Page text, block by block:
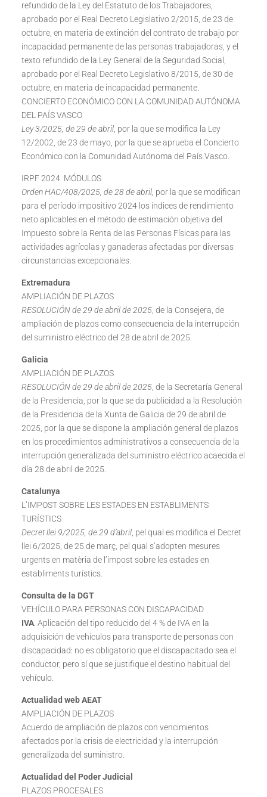
refundido de la Ley del Estatuto de los Trabajadores,
aprobado por el Real Decreto Legislativo 2/2015, de 23 de
octubre, en materia de extinción del contrato de trabajo por
incapacidad permanente de las personas trabajadoras, y el
texto refundido de la Ley General de la Seguridad Social,
aprobado por el Real Decreto Legislativo 8/2015, de 30 de
octubre, en materia de incapacidad permanente.
CONCIERTO ECONÓMICO CON LA COMUNIDAD AUTÓNOMA
DEL PAÍS VASCO
Ley 3/2025, de 29 de abril, por la que se modifica la Ley
12/2002, de 23 de mayo, por la que se aprueba el Concierto
Económico con la Comunidad Autónoma del País Vasco.
IRPF 2024. MÓDULOS
Orden HAC/408/2025, de 28 de abril, por la que se modifican
para el período impositivo 2024 los índices de rendimiento
neto aplicables en el método de estimación objetiva del
Impuesto sobre la Renta de las Personas Físicas para las
actividades agrícolas y ganaderas afectadas por diversas
circunstancias excepcionales.
Extremadura
AMPLIACIÓN DE PLAZOS
RESOLUCIÓN de 29 de abril de 2025, de la Consejera, de
ampliación de plazos como consecuencia de la interrupción
del suministro eléctrico del 28 de abril de 2025.
Galicia
AMPLIACIÓN DE PLAZOS
RESOLUCIÓN de 29 de abril de 2025, de la Secretaría General
de la Presidencia, por la que se da publicidad a la Resolución
de la Presidencia de la Xunta de Galicia de 29 de abril de
2025, por la que se dispone la ampliación general de plazos
en los procedimientos administrativos a consecuencia de la
interrupción generalizada del suministro eléctrico acaecida el
día 28 de abril de 2025.
Catalunya
L’IMPOST SOBRE LES ESTADES EN ESTABLIMENTS
TURÍSTICS
Decret llei 9/2025, de 29 d’abril, pel qual es modifica el Decret
llei 6/2025, de 25 de març, pel qual s’adopten mesures
urgents en matèria de l’impost sobre les estades en
establiments turístics.
Consulta de la DGT
VEHÍCULO PARA PERSONAS CON DISCAPACIDAD
IVA. Aplicación del tipo reducido del 4 % de IVA en la
adquisición de vehículos para transporte de personas con
discapacidad: no es obligatorio que el discapacitado sea el
conductor, pero sí que se justifique el destino habitual del
vehículo.
Actualidad web AEAT
AMPLIACIÓN DE PLAZOS
Acuerdo de ampliación de plazos con vencimientos
afectados por la crisis de electricidad y la interrupción
generalizada del suministro.
Actualidad del Poder Judicial
PLAZOS PROCESALES